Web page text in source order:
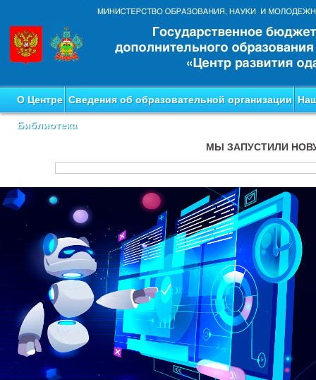
О Центре Сведения об образовательной организации
Библиотека
МЫ ЗАПУСТИЛИ